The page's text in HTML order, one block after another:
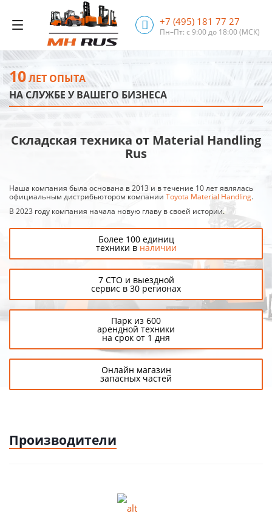
+7 (495) 181 77 27
Пн–Пт: с 9:00 до 18:00(МСК)
10ЛЕТ ОПЫТА
НА СЛУЖБЕ У ВАШЕГО БИЗНЕСА
Складская техника от Material Handling
Rus
Наша компания была основана в 2013 и в течение 10 лет являлась
официальным дистрибьютором компании Toyota Material Handling.
В 2023 году компания начала новую главу в своей истории.
Более 100 единиц
техники в наличии
7 СТО и выездной
сервис в 30 регионах
Парк из 600
арендной техники
на срок от 1 дня
Онлайн магазин
запасных частей
Производители